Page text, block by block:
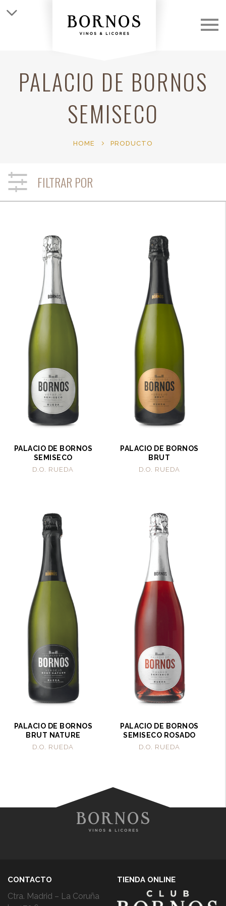
QUIÉNES SOMOS
CONTACTO
PALACIO DE BORNOS
SEMISECO
HOME PRODUCTO
FILTRAR POR
PALACIO DE BORNOS
SEMISECO
D.O. RUEDA
PALACIO DE BORNOS
BRUT
D.O. RUEDA
PALACIO DE BORNOS
BRUT NATURE
D.O. RUEDA
PALACIO DE BORNOS
SEMISECO ROSADO
D.O. RUEDA
CONTACTO
Ctra. Madrid – La Coruña
TIENDA ONLINE